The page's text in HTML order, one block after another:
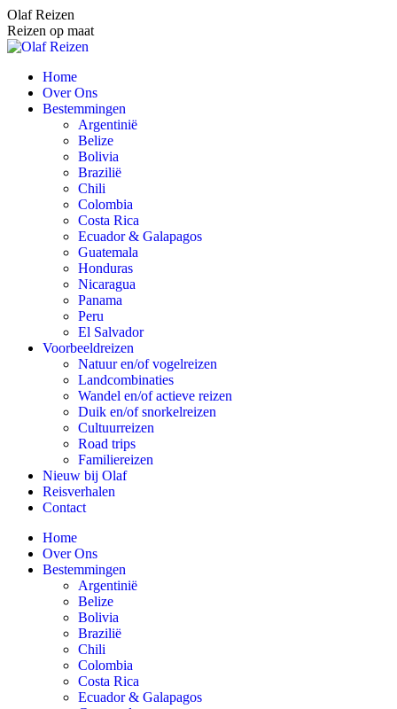
Spring
naar
content
Olaf Reizen
Reizen op maat
Home
Over Ons
Bestemmingen
Argentinië
Belize
Bolivia
Brazilië
Chili
Colombia
Costa Rica
Ecuador & Galapagos
Guatemala
Honduras
Nicaragua
Panama
Peru
El Salvador
Voorbeeldreizen
Natuur en/of vogelreizen
Landcombinaties
Wandel en/of actieve reizen
Duik en/of snorkelreizen
Cultuurreizen
Road trips
Familiereizen
Nieuw bij Olaf
Reisverhalen
Contact
Home
Over Ons
Bestemmingen
Argentinië
Belize
Bolivia
Brazilië
Chili
Colombia
Costa Rica
Ecuador & Galapagos